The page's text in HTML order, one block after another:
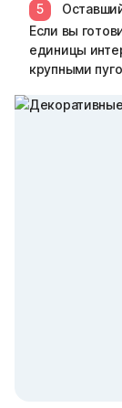
Если вы
единицы
крупными